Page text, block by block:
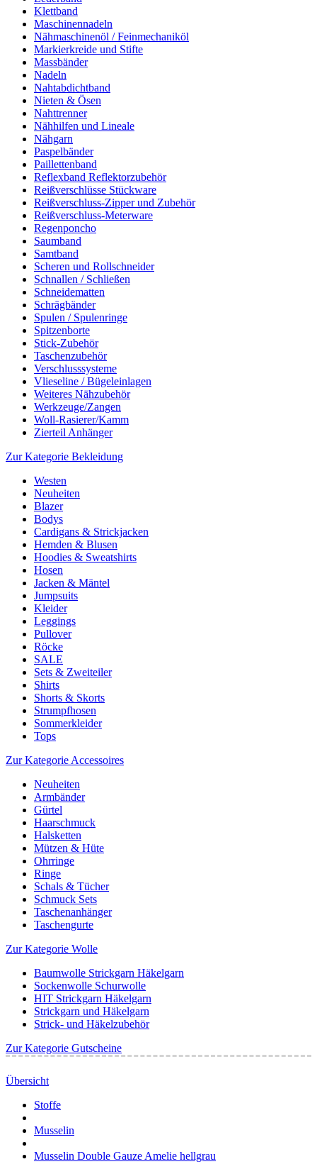
Klettband
Maschinennadeln
Nähmaschinenöl / Feinmechaniköl
Markierkreide und Stifte
Massbänder
Nadeln
Nahtabdichtband
Nieten & Ösen
Nahttrenner
Nähhilfen und Lineale
Nähgarn
Paspelbänder
Paillettenband
Reflexband Reflektorzubehör
Reißverschlüsse Stückware
Reißverschluss-Zipper und Zubehör
Reißverschluss-Meterware
Regenponcho
Saumband
Samtband
Scheren und Rollschneider
Schnallen / Schließen
Schneidematten
Schrägbänder
Spulen / Spulenringe
Spitzenborte
Stick-Zubehör
Taschenzubehör
Verschlusssysteme
Vlieseline / Bügeleinlagen
Weiteres Nähzubehör
Werkzeuge/Zangen
Woll-Rasierer/Kamm
Zierteil Anhänger
Zur Kategorie Bekleidung
Westen
Neuheiten
Blazer
Bodys
Cardigans & Strickjacken
Hemden & Blusen
Hoodies & Sweatshirts
Hosen
Jacken & Mäntel
Jumpsuits
Kleider
Leggings
Pullover
Röcke
SALE
Sets & Zweiteiler
Shirts
Shorts & Skorts
Strumpfhosen
Sommerkleider
Tops
Zur Kategorie Accessoires
Neuheiten
Armbänder
Gürtel
Haarschmuck
Halsketten
Mützen & Hüte
Ohrringe
Ringe
Schals & Tücher
Schmuck Sets
Taschenanhänger
Taschengurte
Zur Kategorie Wolle
Baumwolle Strickgarn Häkelgarn
Sockenwolle Schurwolle
HIT Strickgarn Häkelgarn
Strickgarn und Häkelgarn
Strick- und Häkelzubehör
Zur Kategorie Gutscheine
Übersicht
Stoffe
Musselin
Musselin Double Gauze Amelie hellgrau